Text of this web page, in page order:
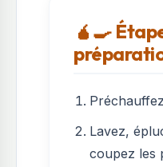
🧉‍🍳
Lavez,
coupez les